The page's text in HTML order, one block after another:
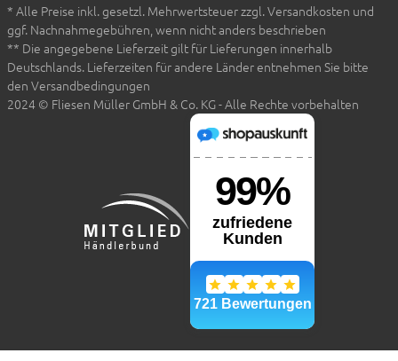
* Alle Preise inkl. gesetzl. Mehrwertsteuer zzgl. Versandkosten und
ggf. Nachnahmegebühren, wenn nicht anders beschrieben
** Die angegebene Lieferzeit gilt für Lieferungen innerhalb
Deutschlands. Lieferzeiten für andere Länder entnehmen Sie bitte
den Versandbedingungen
2024 © Fliesen Müller GmbH & Co. KG - Alle Rechte vorbehalten